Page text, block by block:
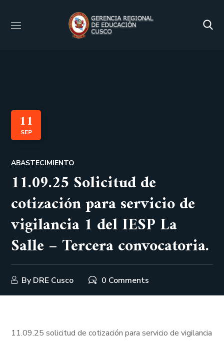
11
SEP
ABASTECIMIENTO
11.09.25 Solicitud de
cotización para servicio de
vigilancia 1 del IESP La
Salle – Tercera convocatoria.
By DRE Cusco 0 Comments
11.09.25 solicitud de cotización para servicio de vigilancia